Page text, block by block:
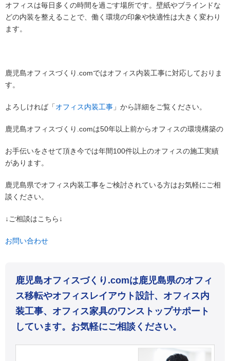
オフィスは毎日多くの時間を過ごす場所です。壁紙やブラインドな
どの内装を整えることで、働く環境の印象や快適性は大きく変わり
ます。
鹿児島オフィスづくり.comではオフィス内装工事に対応しておりま
す。
よろしければ「オフィス内装工事 」から詳細をご覧ください。
鹿児島オフィスづくり.comは50年以上前からオフィスの環境構築の
お手伝いをさせて頂き今では年間100件以上のオフィスの施工実績
があります。
鹿児島県でオフィス内装工事をご検討されている方はお気軽にご相
談ください。
↓ご相談はこちら↓
お問い合わせ
鹿児島オフィスづくり.comは鹿児島県のオフィ
ス移転やオフィスレイアウト設計、オフィス内
装工事、オフィス家具のワンストップサポート
しています。お気軽にご相談ください。